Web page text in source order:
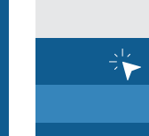
Parcours